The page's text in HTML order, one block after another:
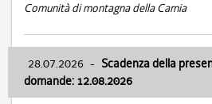
Comunità di montagna della Carnia
28.07.2026 - Scadenza della
domande: 12.08.2026